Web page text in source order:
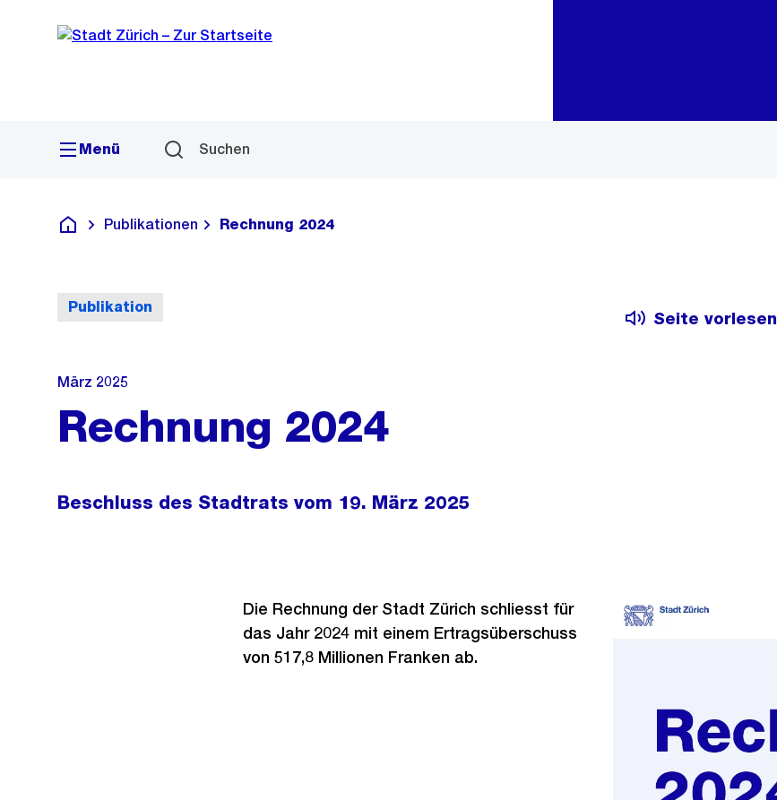
Navigation
Sprunglink
Menü Suchen
Deutsch
Publikationen Rechnung 2024
Publikation
Seite vorlesen
März 2025
Rechnung 2024
Beschluss des Stadtrats vom 19. März 2025
Die Rechnung der Stadt Zürich schliesst für
das Jahr 2024 mit einem Ertragsüberschuss
von 517,8 Millionen Franken ab.